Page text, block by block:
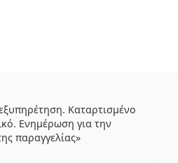
Καταρτισμένο
Ενημέρωση για την
παραγγελίας